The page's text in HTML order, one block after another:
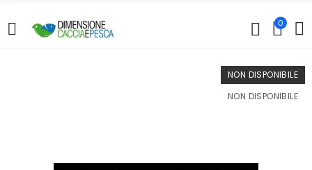
0
NON DISPONIBILE
NON DISPONIBILE